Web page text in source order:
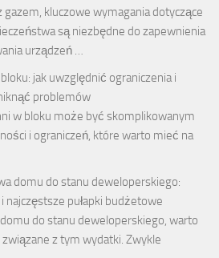
kluczowe wymagania dotyczące
są niezbędne do zapewnienia
urządzeń …
jak uwzględnić ograniczenia i
problemów
w bloku może być skomplikowanym
i ograniczeń, które warto mieć na
domu do stanu deweloperskiego:
najczęstsze pułapki budżetowe
do stanu deweloperskiego, warto
z tym wydatki. Zwykle